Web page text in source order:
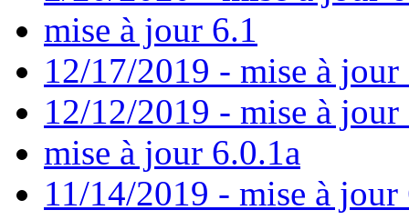
mise à jour 6.1
12/17/2019 - mise à jour
12/12/2019 - mise à jour
mise à jour 6.0.1a
11/14/2019 - mise à jour